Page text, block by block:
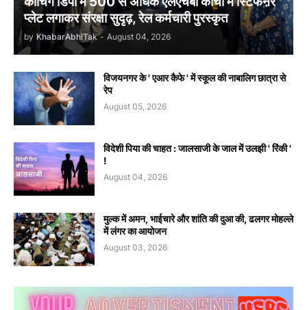
प्लेट लगाकर संरक्षा सुदृढ़, रेल कर्मचारी पुरस्कृत
by KhabarAbhiTak - August 04, 2026
विजयनगर के ' एआर कैफे ' में स्कूल की नाबालिग छात्रा से
रेप
August 05, 2026
विदेशी पिया की चाहत : जालसाजी के जाल में उलझी ' रिंकी '
!
August 04, 2026
मुल्क में अमन, भाईचारे और शांति की दुआ की, ढलगर मोहल्ले
में लंगर का आयोजन
August 03, 2026